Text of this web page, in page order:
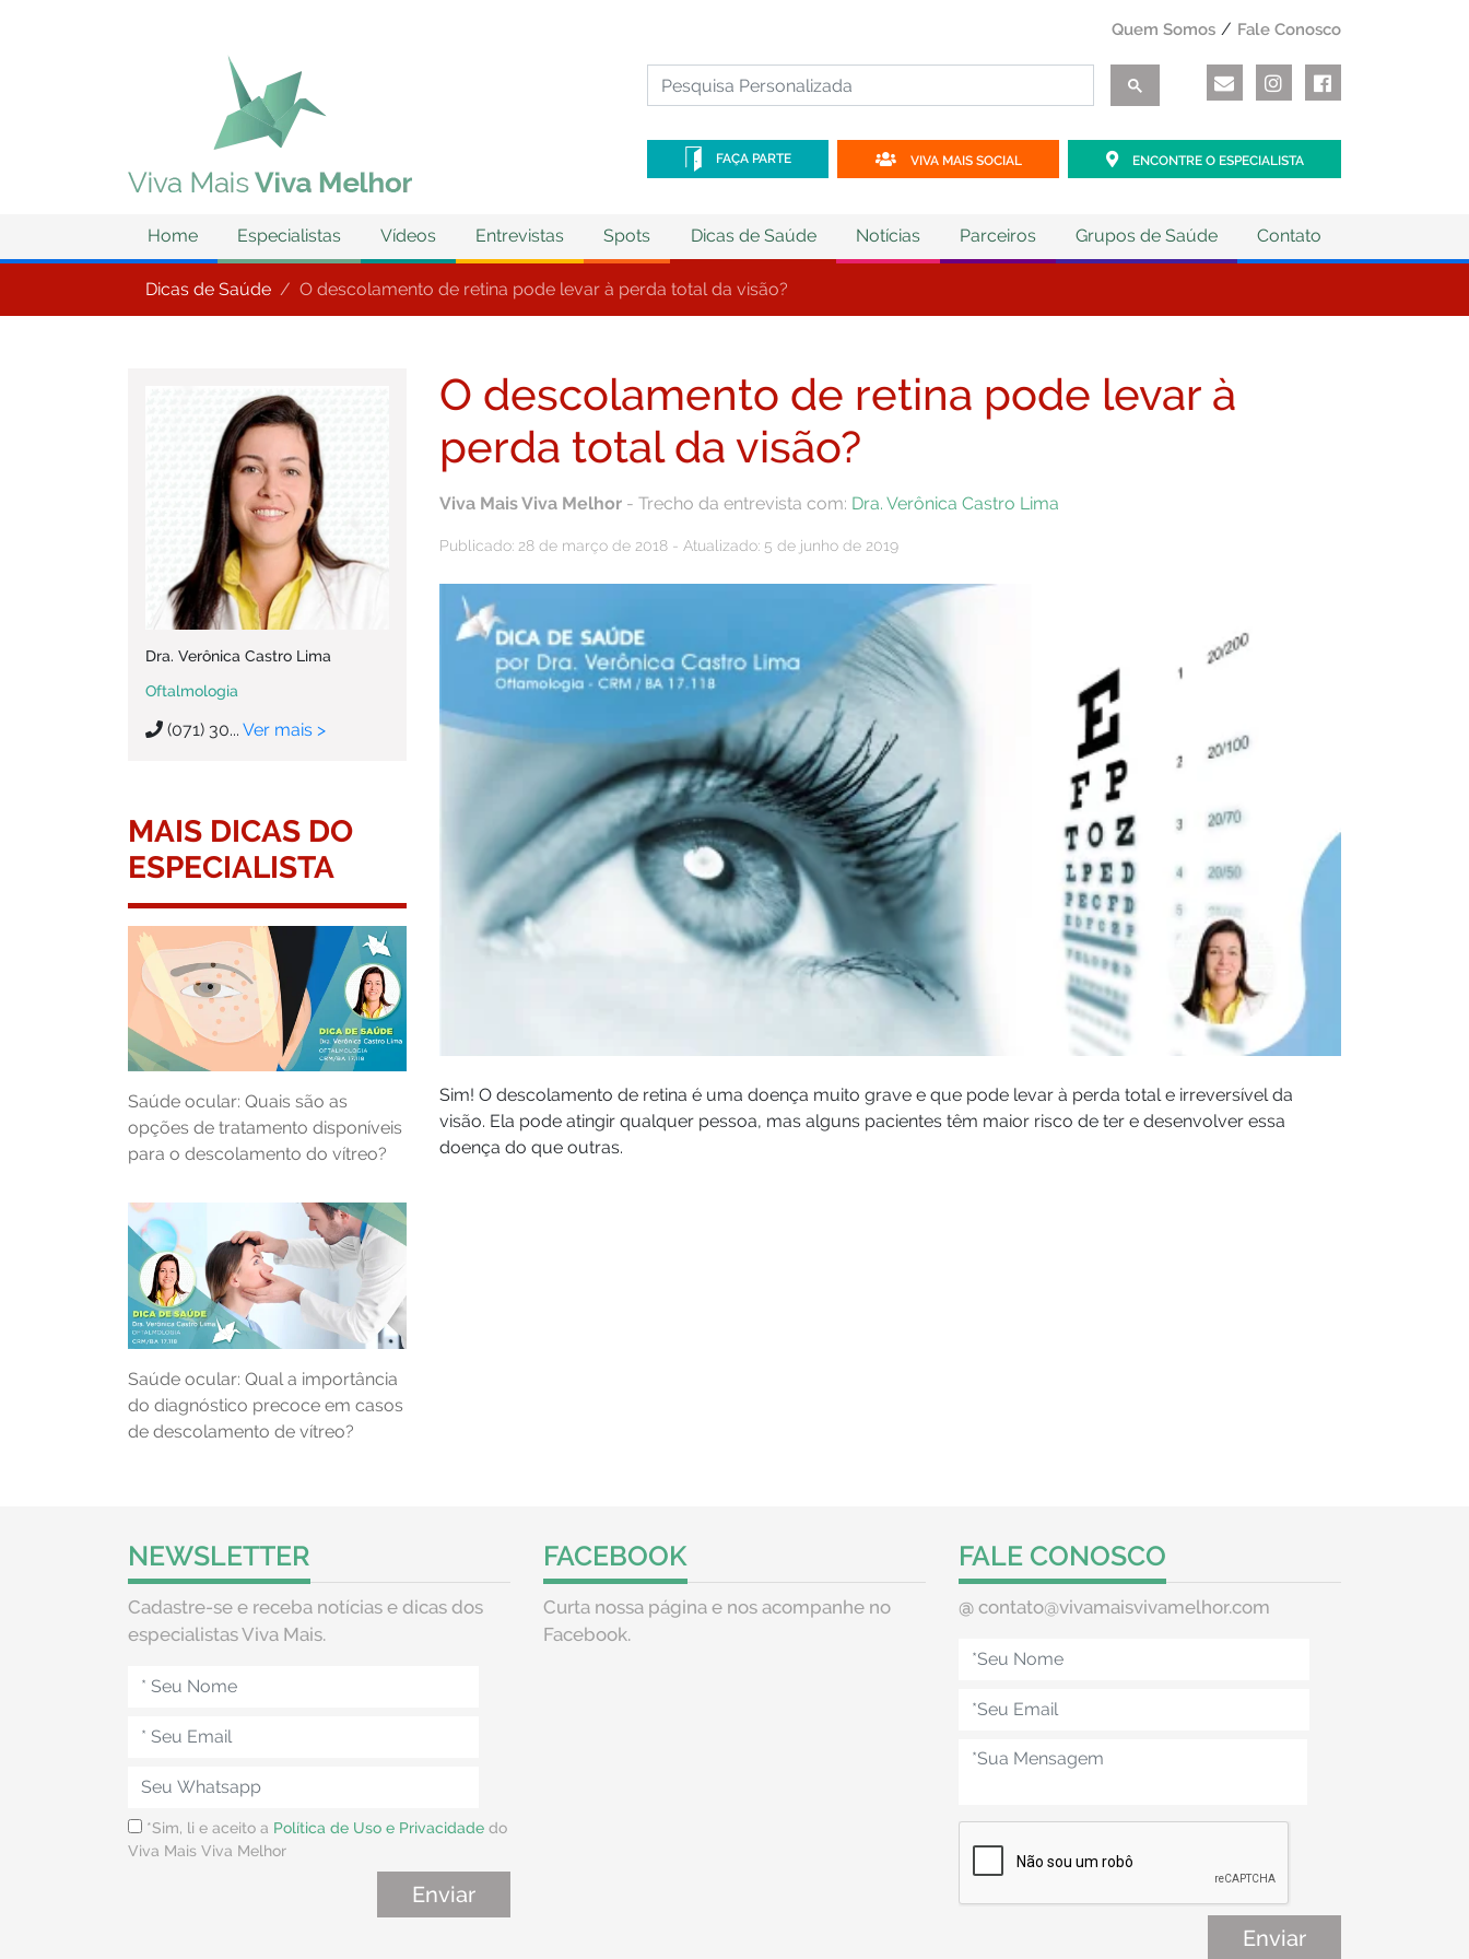
Quem Somos Fale Conosco
FAÇA PARTE VIVA MAIS SOCIAL ENCONTRE O ESPECIALISTA
Home Especialistas Vídeos Entrevistas Spots Dicas de Saúde Notícias Parceiros Grupos de Saúde Contato
Dicas de Saúde O descolamento de retina pode levar à perda total da visão?
Dra. Verônica Castro Lima
Oftalmologia
(071) 30... Ver mais >
MAIS DICAS DO
ESPECIALISTA
Saúde ocular: Quais são as
opções de tratamento disponíveis
para o descolamento do vítreo?
Saúde ocular: Qual a importância
do diagnóstico precoce em casos
de descolamento de vítreo?
O descolamento de retina pode levar à
perda total da visão?
Viva Mais Viva Melhor - Trecho da entrevista com: Dra. Verônica Castro Lima
Publicado: 28 de março de 2018 - Atualizado: 5 de junho de 2019
Sim! O descolamento de retina é uma doença muito grave e que pode levar à perda total e irreversível da
visão. Ela pode atingir qualquer pessoa, mas alguns pacientes têm maior risco de ter e desenvolver essa
doença do que outras.
NEWSLETTER
Cadastre-se e receba notícias e dicas dos
especialistas Viva Mais.
*Sim, li e aceito a Política de Uso e Privacidade do
Viva Mais Viva Melhor
FACEBOOK
Curta nossa página e nos acompanhe no
Facebook.
FALE CONOSCO
@ contato@vivamaisvivamelhor.com